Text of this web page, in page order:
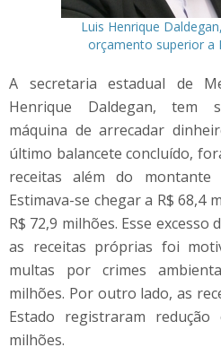
Luis Henrique
orçamento superior a
A secretaria estadual de
Henrique Daldegan, tem
máquina de arrecadar
último balancete concluído,
receitas além do montante
Estimava-se chegar a R$ 68,4
R$ 72,9 milhões. Esse excesso
as receitas próprias foi
multas por crimes
milhões. Por outro lado, as
Estado registraram
milhões.